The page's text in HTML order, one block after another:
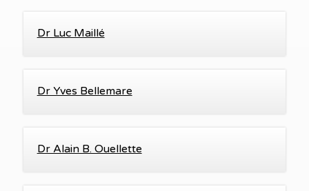
Dr Luc Maillé
Dr Yves Bellemare
Dr Alain B. Ouellette